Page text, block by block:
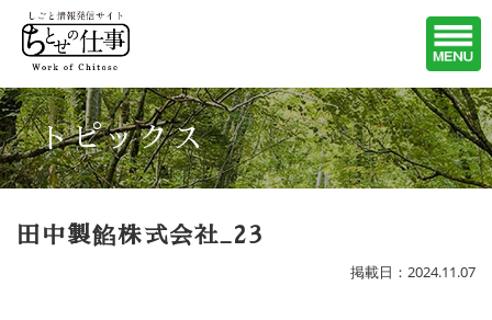
トピックス
田中製餡株式会社_23
掲載日：2024.11.07